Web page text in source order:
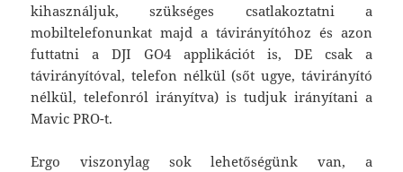
kihasználjuk, szükséges csatlakoztatni a
mobiltelefonunkat majd a távirányítóhoz és azon
futtatni a DJI GO4 applikációt is, DE csak a
távirányítóval, telefon nélkül (sőt ugye, távirányító
nélkül, telefonról irányítva) is tudjuk irányítani a
Mavic PRO-t.
Ergo viszonylag sok lehetőségünk van, a